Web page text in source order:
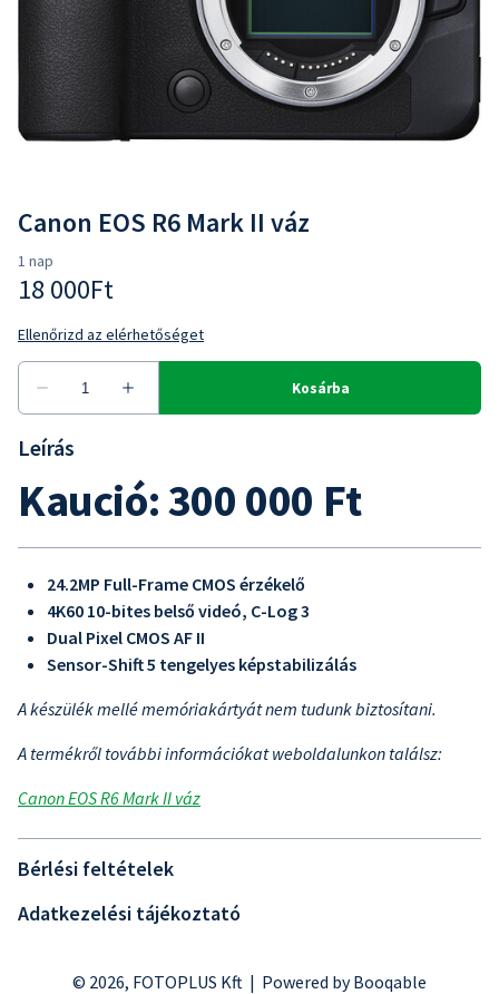
Canon EOS R6 Mark II váz
Leírás
Kaució: 300 000 Ft
24.2MP Full-Frame CMOS érzékelő
4K60 10-bites belső videó, C-Log 3
Dual Pixel CMOS AF II
Sensor-Shift 5 tengelyes képstabilizálás
A készülék mellé memóriakártyát nem tudunk biztosítani.
A termékről további információkat weboldalunkon találsz:
Canon EOS R6 Mark II váz
Bérlési feltételek
Adatkezelési tájékoztató
© 2026, FOTOPLUS Kft | Powered by Booqable